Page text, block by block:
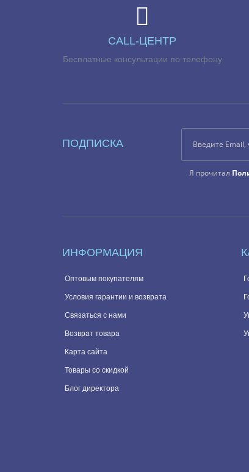
CALL-ЦЕНТР
Бесплатные консультации по телефону
ПОДПИСКА
Я прочитал
ИНФОРМАЦИЯ
Оптовым покупателям
Условия гарантии и возврата
Связаться с нами
Возврат товара
Карта сайта
Товары со скидкой
Блог директора